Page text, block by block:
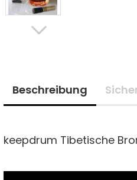
Beschreibung
keepdrum Tibetische